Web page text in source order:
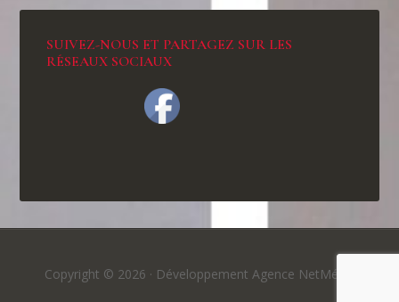
SUIVEZ-NOUS ET PARTAGEZ SUR LES
RÉSEAUX SOCIAUX
Copyright © 2026 · Développement Agence NetMédia